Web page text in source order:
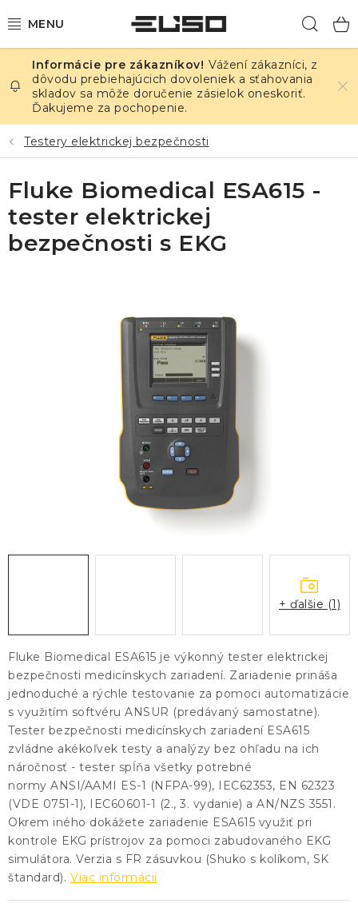
na
ELEKTRINA
TEPLOTA A VLHKOSŤ
TLAK A ÚNIKY
ZÁZNAMNÍKY
KALIBRÁCIA
Obchodné podmienky Slovník pojmov
Vážení zákazníci, z
dôvodu prebiehajúcich dovoleniek a sťahovania
skladov sa môže doručenie zásielok oneskoriť.
Ďakujeme za pochopenie.
Testery elektrickej bezpečnosti
Fluke Biomedical ESA615 je výkonný tester elektrickej
bezpečnosti medicínskych zariadení. Zariadenie prináša
jednoduché a rýchle testovanie za pomoci automatizácie
s využitím softvéru ANSUR (predávaný samostatne).
Tester bezpečnosti medicínskych zariadení ESA615
zvládne akékoľvek testy a analýzy bez ohľadu na ich
náročnosť - tester spĺňa všetky potrebné
normy ANSI/AAMI ES-1 (NFPA-99), IEC62353, EN 62323
(VDE 0751-1), IEC60601-1 (2., 3. vydanie) a AN/NZS 3551.
Okrem iného dokážete zariadenie ESA615 využiť pri
kontrole EKG prístrojov za pomoci zabudovaného EKG
simulátora. Verzia s FR zásuvkou (Shuko s kolíkom, SK
štandard). Viac informácií
Fluke Biomedical ESA615 -
tester elektrickej
bezpečnosti s EKG
+ ďalšie (1)